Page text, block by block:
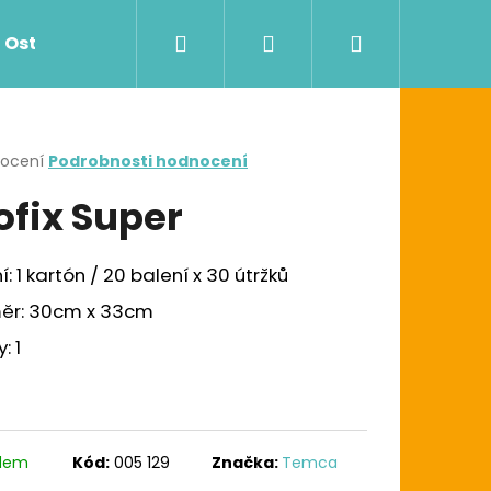
Ostatní Zdravotnictví Dávkovače
Přihlášení
Podrobnosti hodnocení
Super
1 kartón / 20 balení x 30 útržků
30cm x 33cm
1
Kód: 005 129 Značka: Temca
UTĚRKA W1/W2/W3